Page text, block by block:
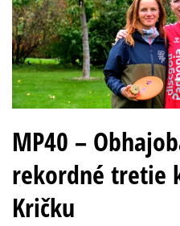
MP40 –
rekordné tretie
Kričku